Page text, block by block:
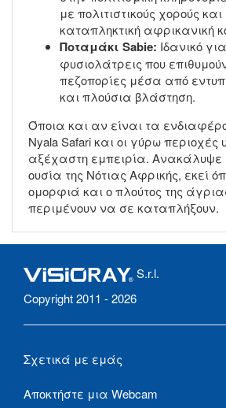
με πολιτιστικούς χορούς και
καταπληκτική αφρικανική
Ποταμάκι Sabie: Ιδανικό
φυσιολάτρεις που
πεζοπορίες μέσα από
και πλούσια βλάστηση.
Όποια και αν είναι τα
Nyala Safari και οι γύρω περιοχές
αξέχαστη εμπειρία. Ανακάλυψε
ουσία της Νότιας Αφρικής, εκεί
ομορφιά και ο πλούτος της
περιμένουν να σε καταπλήξουν.
S.r.l.
Copyright 2011 - 2026
Σχετικά με εμάς
Αποκτήστε μια Webcam